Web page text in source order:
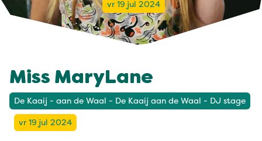
vr 19 jul 2024
Miss MaryLane
De Kaaij - aan de Waal - De Kaaij aan de Waal - DJ stage
vr 19 jul 2024